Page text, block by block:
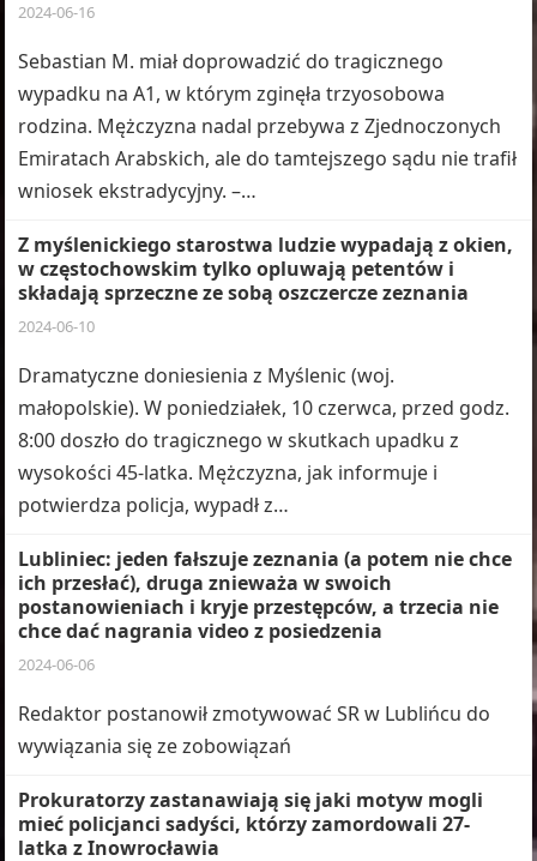
2024-06-16
Sebastian M. miał doprowadzić do tragicznego
wypadku na A1, w którym zginęła trzyosobowa
rodzina. Mężczyzna nadal przebywa z Zjednoczonych
Emiratach Arabskich, ale do tamtejszego sądu nie trafił
wniosek ekstradycyjny. –…
Z myślenickiego starostwa ludzie wypadają z okien,
w częstochowskim tylko opluwają petentów i
składają sprzeczne ze sobą oszczercze zeznania
2024-06-10
Dramatyczne doniesienia z Myślenic (woj.
małopolskie). W poniedziałek, 10 czerwca, przed godz.
8:00 doszło do tragicznego w skutkach upadku z
wysokości 45-latka. Mężczyzna, jak informuje i
potwierdza policja, wypadł z…
Lubliniec: jeden fałszuje zeznania (a potem nie chce
ich przesłać), druga znieważa w swoich
postanowieniach i kryje przestępców, a trzecia nie
chce dać nagrania video z posiedzenia
2024-06-06
Redaktor postanowił zmotywować SR w Lublińcu do
wywiązania się ze zobowiązań
Prokuratorzy zastanawiają się jaki motyw mogli
mieć policjanci sadyści, którzy zamordowali 27-
latka z Inowrocławia